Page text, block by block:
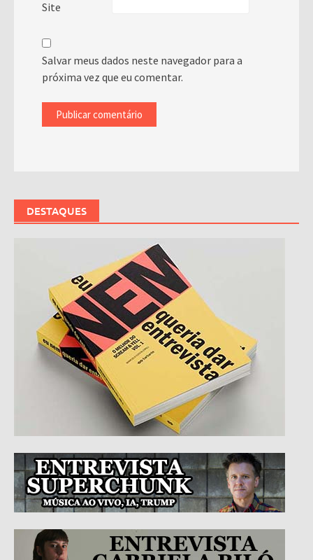
Site
Salvar meus dados neste navegador para a
próxima vez que eu comentar.
DESTAQUES